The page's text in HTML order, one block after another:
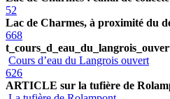
52
Lac de Charmes, à proximité du
668
Cours d’eau du Langrois ouvert
626
ARTICLE sur la tufière de